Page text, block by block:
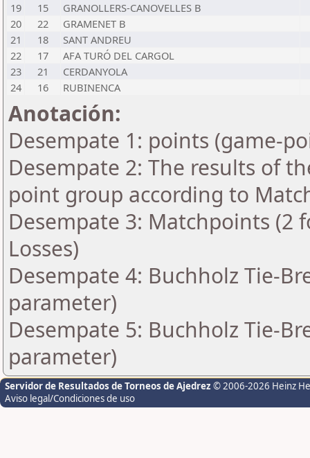
19
15
GRANOLLERS-CANOVELLES B
20
22
GRAMENET B
21
18
SANT ANDREU
22
17
AFA TURÓ DEL CARGOL
23
21
CERDANYOLA
24
16 RUBINENCA
Anotación:
Desempate 1: points (game-
Desempate 2: The results of
point group according to
Desempate 3: Matchpoints (2
Losses)
Desempate 4: Buchholz Tie-
parameter)
Desempate 5: Buchholz Tie-
parameter)
Servidor de Resultados de Torneos de Ajedrez © 2006-2026 Heinz
Aviso legal/Condiciones de uso